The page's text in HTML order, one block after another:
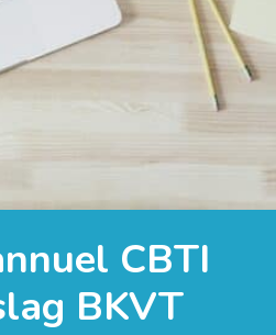
CBTI
BKVT